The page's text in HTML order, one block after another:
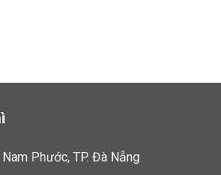
Phước, TP. Đà Nẵng